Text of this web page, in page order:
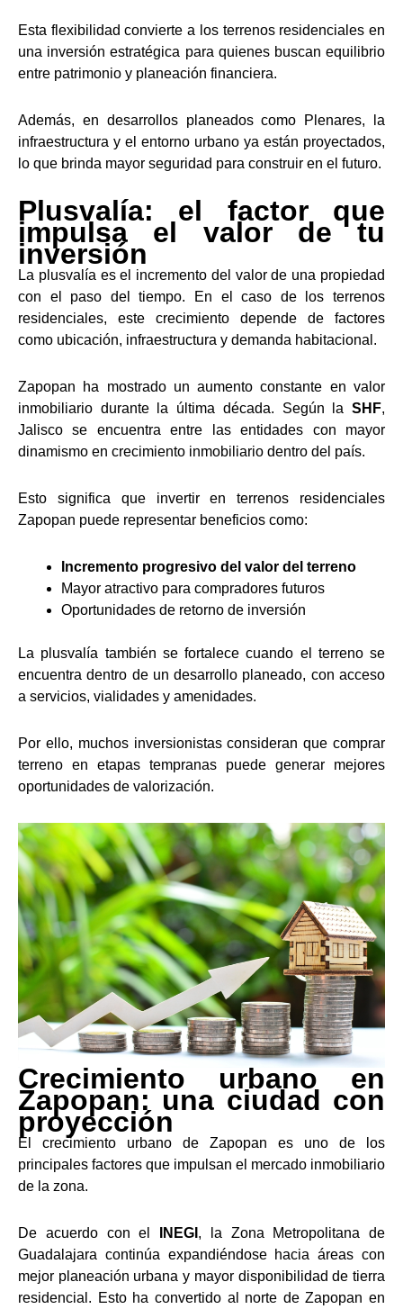
Esta flexibilidad convierte a los terrenos residenciales en
una inversión estratégica para quienes buscan equilibrio
entre patrimonio y planeación financiera.
Además, en desarrollos planeados como Plenares, la
infraestructura y el entorno urbano ya están proyectados,
lo que brinda mayor seguridad para construir en el futuro.
Plusvalía: el factor que
impulsa el valor de tu
inversión
La plusvalía es el incremento del valor de una propiedad
con el paso del tiempo. En el caso de los terrenos
residenciales, este crecimiento depende de factores
como ubicación, infraestructura y demanda habitacional.
Zapopan ha mostrado un aumento constante en valor
inmobiliario durante la última década. Según la SHF,
Jalisco se encuentra entre las entidades con mayor
dinamismo en crecimiento inmobiliario dentro del país.
Esto significa que invertir en terrenos residenciales
Zapopan puede representar beneficios como:
Incremento progresivo del valor del terreno
Mayor atractivo para compradores futuros
Oportunidades de retorno de inversión
La plusvalía también se fortalece cuando el terreno se
encuentra dentro de un desarrollo planeado, con acceso
a servicios, vialidades y amenidades.
Por ello, muchos inversionistas consideran que comprar
terreno en etapas tempranas puede generar mejores
oportunidades de valorización.
Crecimiento urbano en
Zapopan: una ciudad con
proyección
El crecimiento urbano de Zapopan es uno de los
principales factores que impulsan el mercado inmobiliario
de la zona.
De acuerdo con el INEGI , la Zona Metropolitana de
Guadalajara continúa expandiéndose hacia áreas con
mejor planeación urbana y mayor disponibilidad de tierra
residencial. Esto ha convertido al norte de Zapopan en